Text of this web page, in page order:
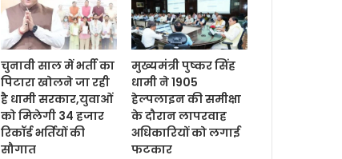
चुनावी साल में भर्ती का
पिटारा खोलने जा रही
है धामी सरकार,युवाओं
को मिलेगी 34 हजार
रिकॉर्ड भर्तियों की
सौगात
मुख्यमंत्री पुष्कर सिंह
धामी ने 1905
हेल्पलाइन की समीक्षा
के दौरान लापरवाह
अधिकारियों को लगाई
फटकार